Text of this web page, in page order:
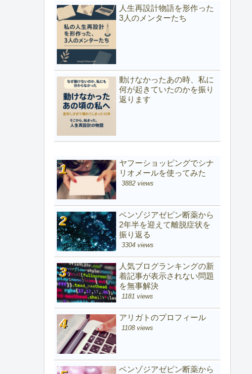
人生再設計物語を形作った
3人のメンターたち
動けなかったあの時、私に
何が起きていたのかを振り
返ります
ヤフーショッピングでシナ
リオメールを使ってみた
3882 views
ベンゾジアゼピン断薬から
2年半を迎えて離脱症状を
振り返る
3304 views
人気ブログランキングの新
着記事が表示されない問題
を無事解決
1181 views
アリガトのプロフィール
1108 views
ベンゾジアゼピン断薬から